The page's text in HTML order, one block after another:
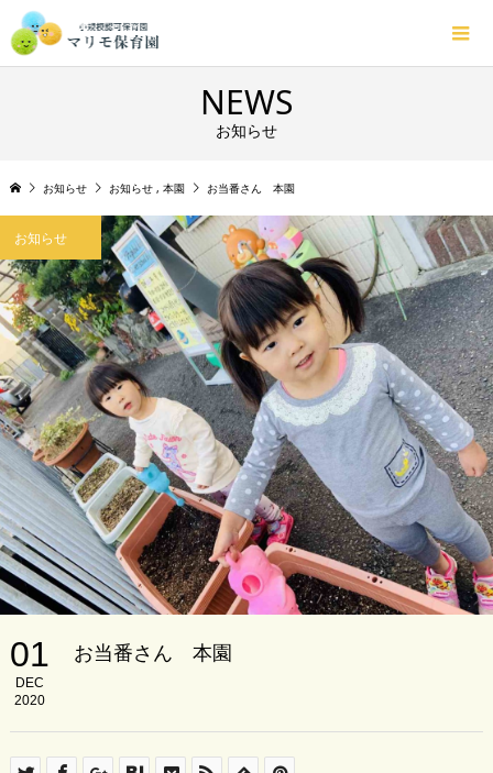
NEWS
お知らせ
お知らせ お知らせ , 本園 お当番さん 本園
お知らせ
01
DEC
2020
お当番さん 本園